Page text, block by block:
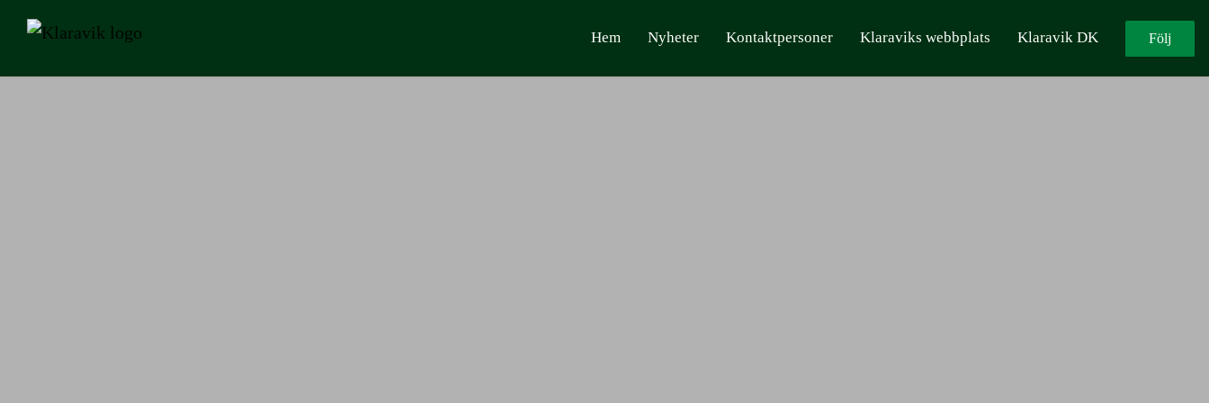
Hem Nyheter Kontaktpersoner Klaraviks webbplats Klaravik DK Följ